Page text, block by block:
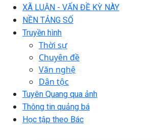
XÃ LUẬN - VẤN ĐỀ KỲ NÀY
NỀN TẢNG SỐ
Truyền hình
Thời sự
Chuyên đề
Văn nghệ
Dân tộc
Tuyên Quang qua ảnh
Thông tin quảng bá
Học tập theo Bác